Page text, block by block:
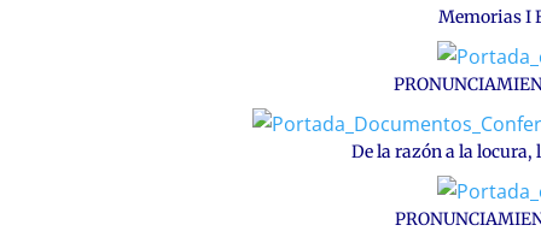
Memorias I
De la razón a la